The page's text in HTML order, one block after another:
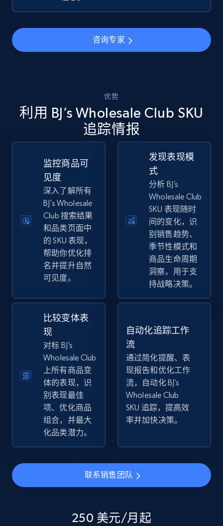
info, Stars, Feedbacks, Return policy, and more.
eBay
URL, Product id, Title, Seller name, Seller rating,
Seller reviews, Breadcrumbs, Root category, and
more.
2.5K+ 立即开始
eBay - Gather data on products using
specified keywords
URL, Product id, Title, Seller name, Seller rating,
Seller reviews, Breadcrumbs, Root category, and
more.
eBay - Collect products from shops on eBay
URL, Product id, Title, Seller name, Seller rating,
Seller reviews, Breadcrumbs, Root category, and
more.
2.5K+ 359+ 立即开始
eBay - Collect records by category
URL, Product id, Title, Seller name, Seller rating,
咨询专家
优势
利用 BJ’s Wholesale Club SKU
追踪情报
监控商品可
见度
深入了解所有
BJ’s Wholesale
Club 搜索结果
和品类页面中
的 SKU 表现，
帮助你优化排
名并提升自然
可见度。
发现表现模
式
分析 BJ’s
Wholesale Club
SKU 表现随时
间的变化，识
别销售趋势、
季节性模式和
商品生命周期
洞察，用于支
持战略决策。
比较变体表
现
对标 BJ’s
Wholesale Club
上所有商品变
体的表现，识
别表现最佳
项、优化商品
组合，并最大
化品类潜力。
自动化追踪工作
流
通过简化提醒、表
现报告和优化工作
流，自动化 BJ’s
Wholesale Club
SKU 追踪，提高效
率并加快决策。
联系销售团队
250 美元/月起